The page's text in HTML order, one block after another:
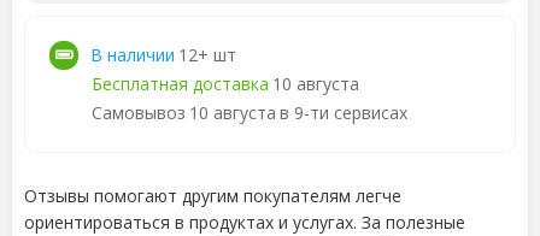
В наличии 12+ шт
Бесплатная доставка 10 августа
Самовывоз 10 августа в 9-ти сервисах
Отзывы помогают другим покупателям легче
ориентироваться в продуктах и услугах. За полезные